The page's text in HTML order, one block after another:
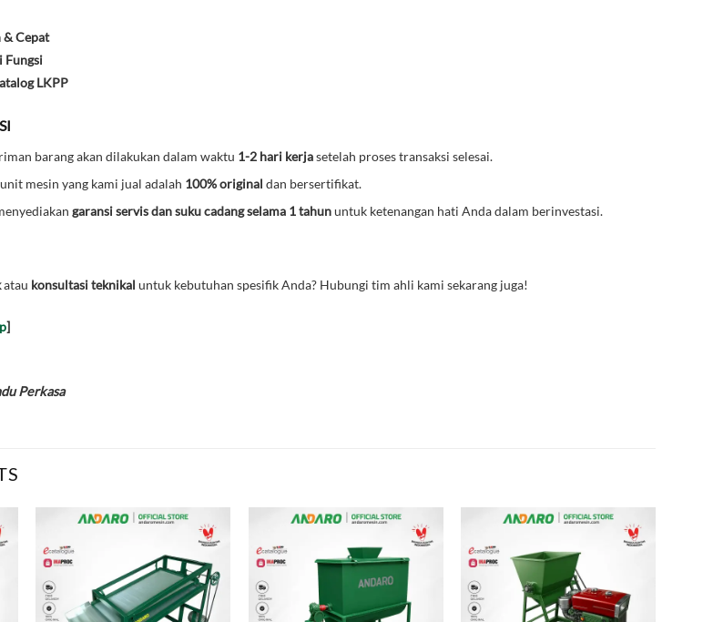
& Cepat
Fungsi
LKPP
barang akan dilakukan dalam waktu 1-2 hari kerjasetelah proses transaksi selesai.
mesin yang kami jual adalah 100% original dan bersertifikat.
garansi servis dan suku cadang selama 1 tahununtuk ketenangan hati Anda dalam berinvestasi.
atau konsultasi teknikal untuk kebutuhan spesifik Anda? Hubungi tim ahli kami sekarang juga!
]
Perkasa